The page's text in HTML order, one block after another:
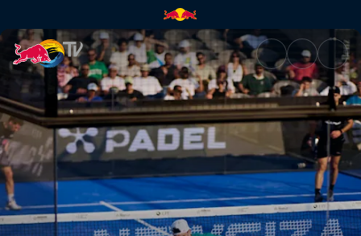
Newgiza Premier Padel P2 |